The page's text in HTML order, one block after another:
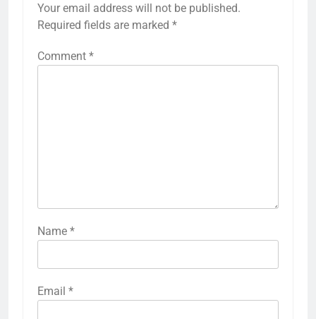
Your email address will not be published.
Required fields are marked *
Comment *
Name *
Email *